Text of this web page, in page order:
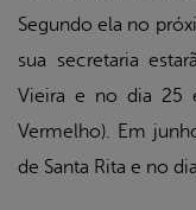
Segundo ela no
sua secretaria
Vieira e no dia 25
Vermelho). Em
de Santa Rita e no